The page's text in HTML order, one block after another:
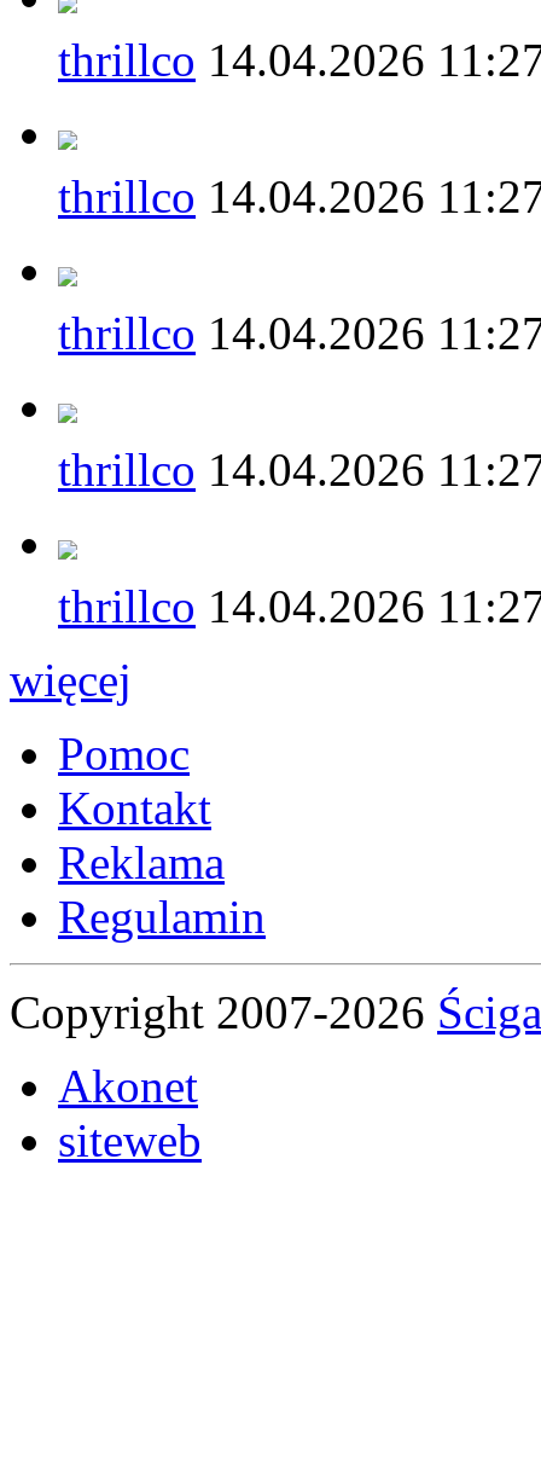
thrillco 14.04.2026
thrillco 14.04.2026
thrillco 14.04.2026
thrillco 14.04.2026
thrillco 14.04.2026
więcej
Pomoc
Kontakt
Reklama
Regulamin
Copyright 2007-2026
Akonet
siteweb